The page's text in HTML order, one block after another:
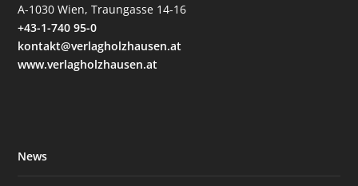
A-1030 Wien, Traungasse 14-16
+43-1-740 95-0
kontakt@verlagholzhausen.at
www.verlagholzhausen.at
News